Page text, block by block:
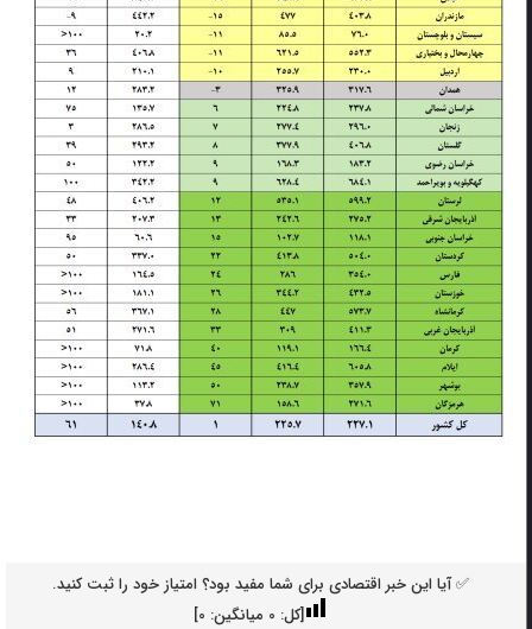
✅ آیا این خبر اقتصادی برای شما مفید بود؟ امتیاز خود را ثبت کنید.
[کل: 0میانگین: 0
]